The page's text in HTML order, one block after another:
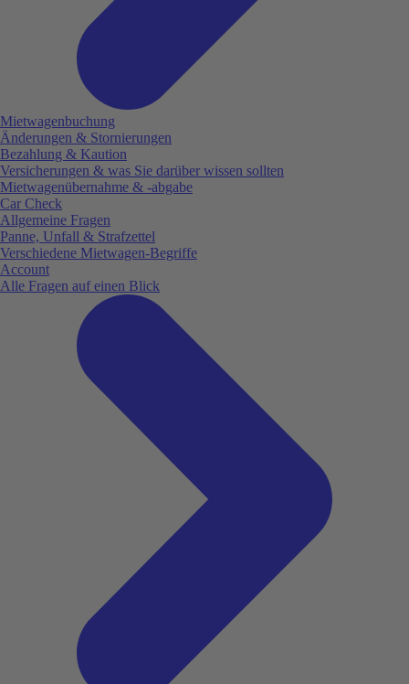
Mietwagenbuchung
Änderungen & Stornierungen
Bezahlung & Kaution
Versicherungen & was Sie darüber wissen sollten
Mietwagenübernahme & -abgabe
Car Check
Allgemeine Fragen
Panne, Unfall & Strafzettel
Verschiedene Mietwagen-Begriffe
Account
Alle Fragen auf einen Blick